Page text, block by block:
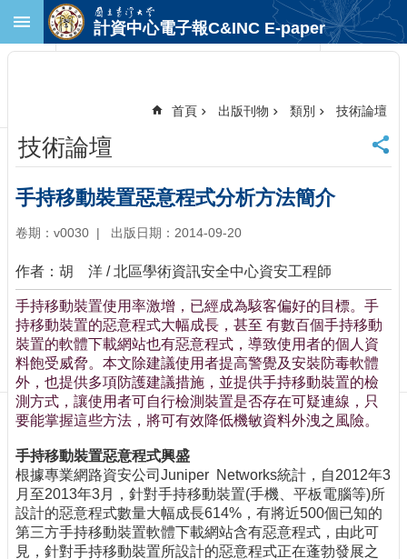
跳到主要內容區塊
首
頁
臺
大
首
計
中
首
頁
聯
絡
資
訊
閱/
取
消
網
站
導
計資中心電子報C&INC E-paper
首頁 出版刊物 類別 技術論壇
技術論壇
手持移動裝置惡意程式分析方法簡介
卷期：v0030 出版日期：2014-09-20
作者：胡 洋 / 北區學術資訊安全中心資安工程師
手持移動裝置使用率激增，已經成為駭客偏好的目標。手
持移動裝置的惡意程式大幅成長，甚至 有數百個手持移動
裝置的軟體下載網站也有惡意程式，導致使用者的個人資
料飽受威脅。本文除建議使用者提高警覺及安裝防毒軟體
外，也提供多項防護建議措施，並提供手持移動裝置的檢
測方式，讓使用者可自行檢測裝置是否存在可疑連線，只
要能掌握這些方法，將可有效降低機敏資料外洩之風險。
手持移動裝置惡意程式興盛
根據專業網路資安公司Juniper Networks統計，自2012年3
月至2013年3月，針對手持移動裝置(手機、平板電腦等)所
設計的惡意程式數量大幅成長614%，有將近500個已知的
第三方手持移動裝置軟體下載網站含有惡意程式，由此可
見，針對手持移動裝置所設計的惡意程式正在蓬勃發展之